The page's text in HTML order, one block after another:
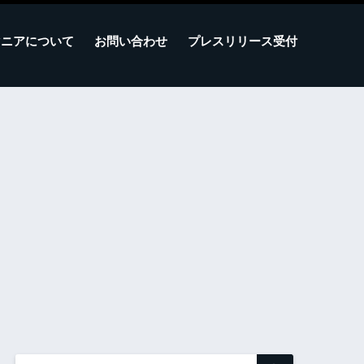
アについて お問い合わせ プレスリリース受付